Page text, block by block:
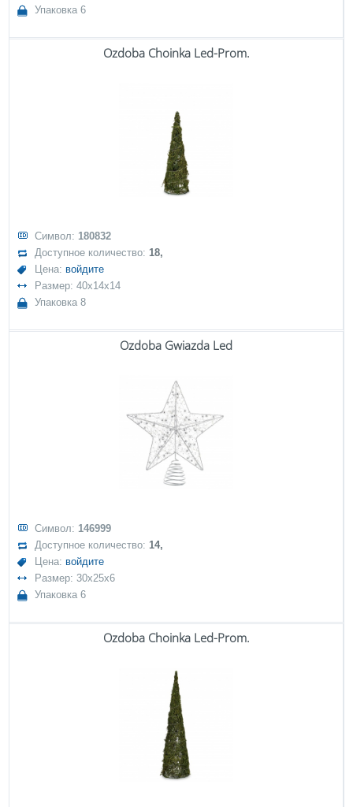
Упаковка 6
Ozdoba Choinka Led-Prom.
Символ: 180832
Доступное количество:18,
Цена: войдите
Размер: 40x14x14
Упаковка 8
Ozdoba Gwiazda Led
Символ: 146999
Доступное количество:14,
Цена: войдите
Размер: 30x25x6
Упаковка 6
Ozdoba Choinka Led-Prom.